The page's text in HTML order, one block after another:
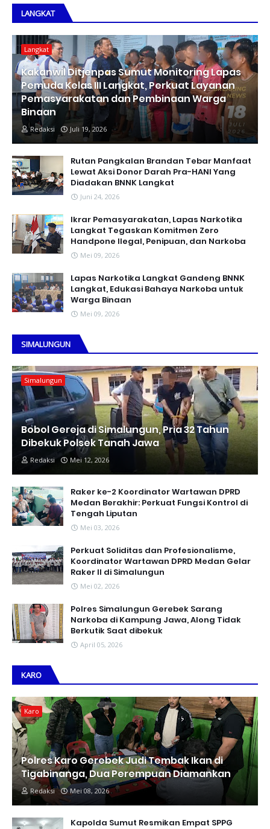
LANGKAT
Langkat
Kakanwil Ditjenpas Sumut Monitoring Lapas
Pemuda Kelas III Langkat, Perkuat Layanan
Pemasyarakatan dan Pembinaan Warga
Binaan
Redaksi Juli 19, 2026
Rutan Pangkalan Brandan Tebar Manfaat
Lewat Aksi Donor Darah Pra-HANI Yang
Diadakan BNNK Langkat
Juni 24, 2026
Ikrar Pemasyarakatan, Lapas Narkotika
Langkat Tegaskan Komitmen Zero
Handpone llegal, Penipuan, dan Narkoba
Mei 09, 2026
Lapas Narkotika Langkat Gandeng BNNK
Langkat, Edukasi Bahaya Narkoba untuk
Warga Binaan
Mei 09, 2026
SIMALUNGUN
Simalungun
Bobol Gereja di Simalungun, Pria 32 Tahun
Dibekuk Polsek Tanah Jawa
Redaksi Mei 12, 2026
Raker ke-2 Koordinator Wartawan DPRD
Medan Berakhir: Perkuat Fungsi Kontrol di
Tengah Liputan
Mei 03, 2026
Perkuat Soliditas dan Profesionalisme,
Koordinator Wartawan DPRD Medan Gelar
Raker II di Simalungun
Mei 02, 2026
Polres Simalungun Gerebek Sarang
Narkoba di Kampung Jawa, Along Tidak
Berkutik Saat dibekuk
April 05, 2026
KARO
Karo
Polres Karo Gerebek Judi Tembak Ikan di
Tigabinanga, Dua Perempuan Diamankan
Redaksi Mei 08, 2026
Kapolda Sumut Resmikan Empat SPPG